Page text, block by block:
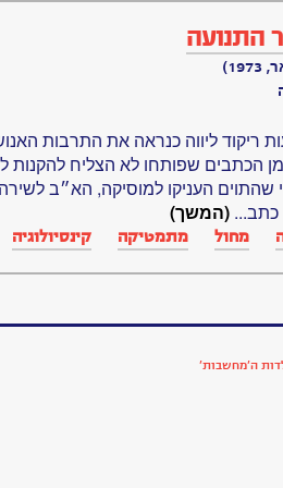
התנועה
ריקוד ליווה כנראה את התרבות
הכתבים שפותחו לא הצליח להקנות
שהתוים העניקו למוסיקה, הא״ב
כתב... (המשך)
מחול מתמטיקה קינסיולוגיה
ה’מחשבות’